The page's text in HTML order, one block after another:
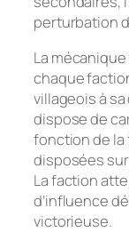
perturbation
La
chaque
villageois à
dispose de
fonction de la
disposées
La faction
d’influence
victorieuse.